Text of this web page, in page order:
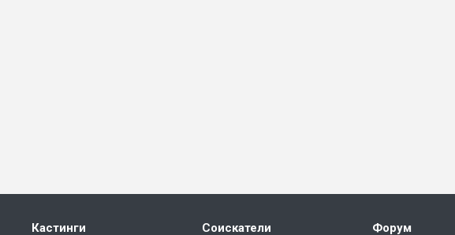
Кастинги Соискатели Форум